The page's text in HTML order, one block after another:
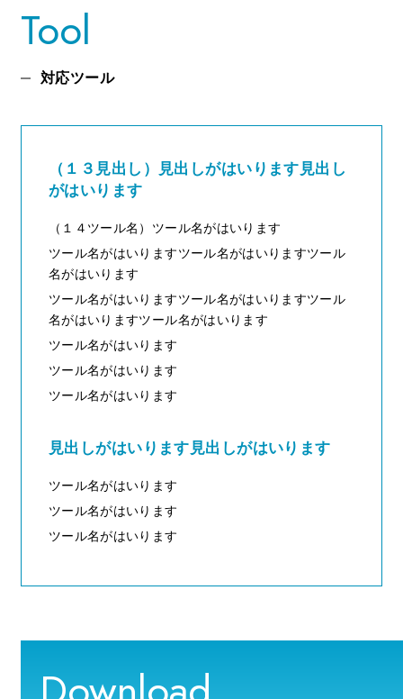
Tool
対応ツール
（１３見出し）見出しがはいります見出し
がはいります
（１４ツール名）ツール名がはいります
ツール名がはいりますツール名がはいりますツール
名がはいります
ツール名がはいりますツール名がはいりますツール
名がはいりますツール名がはいります
ツール名がはいります
ツール名がはいります
ツール名がはいります
見出しがはいります見出しがはいります
ツール名がはいります
ツール名がはいります
ツール名がはいります